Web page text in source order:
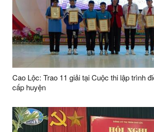
Cao Lộc: Trao 11 giải tại Cuộc thi lập trình
cấp huyện